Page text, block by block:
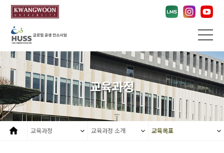
교육과정
교육과정 교육과정 소개 교육목표